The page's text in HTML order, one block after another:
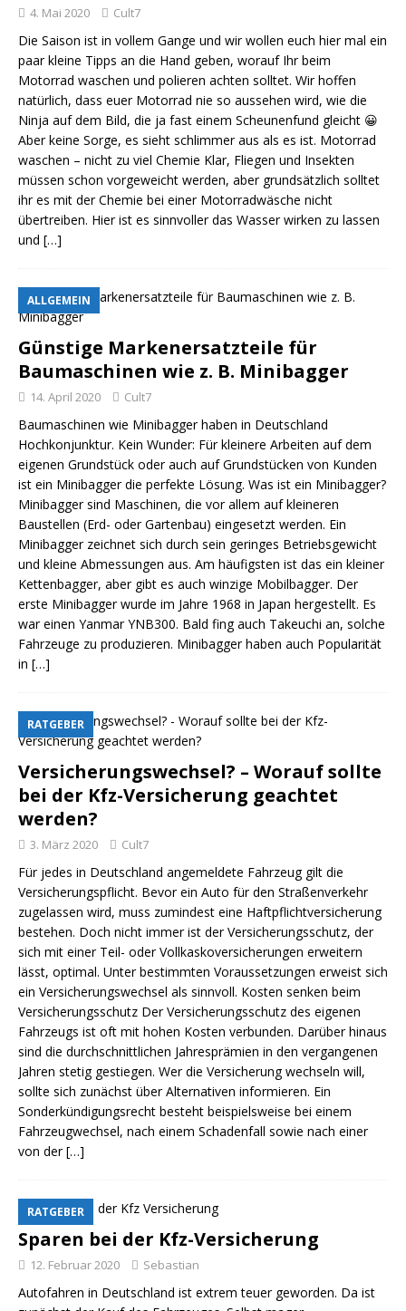
4. Mai 2020 Cult7
Die Saison ist in vollem Gange und wir wollen euch hier mal ein
paar kleine Tipps an die Hand geben, worauf Ihr beim
Motorrad waschen und polieren achten solltet. Wir hoffen
natürlich, dass euer Motorrad nie so aussehen wird, wie die
Ninja auf dem Bild, die ja fast einem Scheunenfund gleicht 😀
Aber keine Sorge, es sieht schlimmer aus als es ist. Motorrad
waschen – nicht zu viel Chemie Klar, Fliegen und Insekten
müssen schon vorgeweicht werden, aber grundsätzlich solltet
ihr es mit der Chemie bei einer Motorradwäsche nicht
übertreiben. Hier ist es sinnvoller das Wasser wirken zu lassen
und […]
ALLGEMEIN
Günstige Markenersatzteile für
Baumaschinen wie z. B. Minibagger
14. April 2020 Cult7
Baumaschinen wie Minibagger haben in Deutschland
Hochkonjunktur. Kein Wunder: Für kleinere Arbeiten auf dem
eigenen Grundstück oder auch auf Grundstücken von Kunden
ist ein Minibagger die perfekte Lösung. Was ist ein Minibagger?
Minibagger sind Maschinen, die vor allem auf kleineren
Baustellen (Erd- oder Gartenbau) eingesetzt werden. Ein
Minibagger zeichnet sich durch sein geringes Betriebsgewicht
und kleine Abmessungen aus. Am häufigsten ist das ein kleiner
Kettenbagger, aber gibt es auch winzige Mobilbagger. Der
erste Minibagger wurde im Jahre 1968 in Japan hergestellt. Es
war einen Yanmar YNB300. Bald fing auch Takeuchi an, solche
Fahrzeuge zu produzieren. Minibagger haben auch Popularität
in […]
RATGEBER
Versicherungswechsel? – Worauf sollte
bei der Kfz-Versicherung geachtet
werden?
3. März 2020 Cult7
Für jedes in Deutschland angemeldete Fahrzeug gilt die
Versicherungspflicht. Bevor ein Auto für den Straßenverkehr
zugelassen wird, muss zumindest eine Haftpflichtversicherung
bestehen. Doch nicht immer ist der Versicherungsschutz, der
sich mit einer Teil- oder Vollkaskoversicherungen erweitern
lässt, optimal. Unter bestimmten Voraussetzungen erweist sich
ein Versicherungswechsel als sinnvoll. Kosten senken beim
Versicherungsschutz Der Versicherungsschutz des eigenen
Fahrzeugs ist oft mit hohen Kosten verbunden. Darüber hinaus
sind die durchschnittlichen Jahresprämien in den vergangenen
Jahren stetig gestiegen. Wer die Versicherung wechseln will,
sollte sich zunächst über Alternativen informieren. Ein
Sonderkündigungsrecht besteht beispielsweise bei einem
Fahrzeugwechsel, nach einem Schadenfall sowie nach einer
von der[…]
RATGEBER
Sparen bei der Kfz-Versicherung
12. Februar 2020 Sebastian
Autofahren in Deutschland ist extrem teuer geworden. Da ist